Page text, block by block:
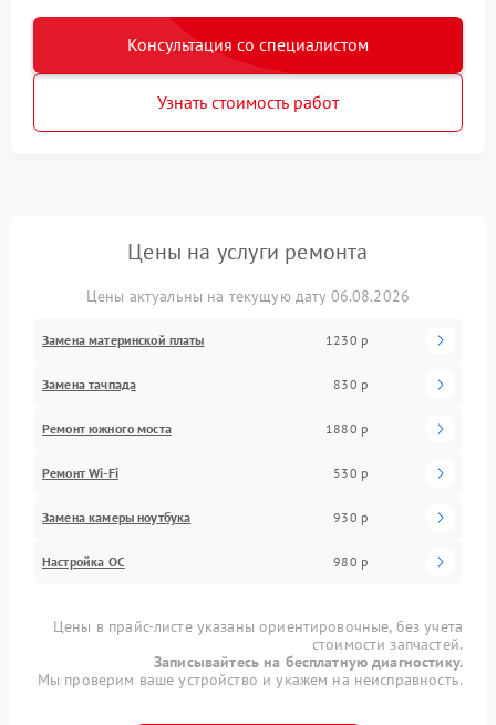
Консультация со специалистом
Узнать стоимость работ
Цены на услуги ремонта
Цены актуальны на текущую дату 06.08.2026
Замена материнской платы 1230 р
Замена тачпада 830 р
Ремонт южного моста 1880 р
Ремонт Wi-Fi 530 р
Замена камеры ноутбука 930 р
Настройка ОС 980 р
Цены в прайс-листе указаны ориентировочные, без учета
стоимости запчастей.
Записывайтесь на бесплатную диагностику.
Мы проверим ваше устройство и укажем на неисправность.